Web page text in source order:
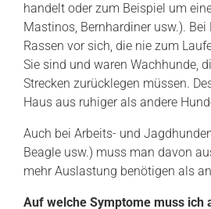
handelt oder zum Beispiel um
Mastinos, Bernhardiner usw.).
Rassen vor sich, die nie zum
Sie sind und waren Wachhunde,
Strecken zurücklegen müssen.
Haus aus ruhiger als andere
Auch bei Arbeits- und
Beagle usw.) muss man davon
mehr Auslastung benötigen als
Auf welche Symptome muss ich